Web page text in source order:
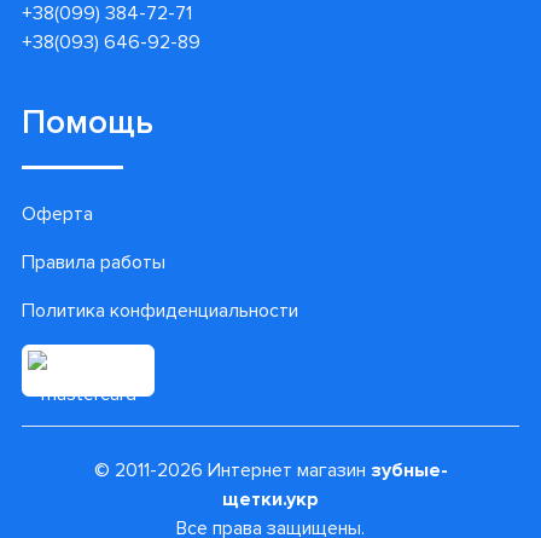
+38(099) 384-72-71
+38(093) 646-92-89
Помощь
Оферта
Правила работы
Политика конфиденциальности
© 2011-2026 Интернет магазин зубные-
щетки.укр
Все права защищены.